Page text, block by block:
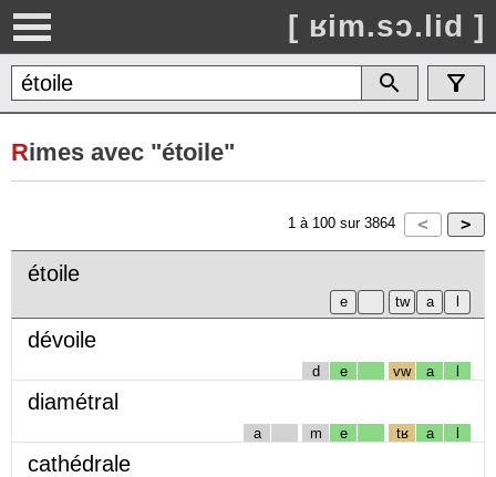
[ ʁim.sɔ.lid ]
Rimes avec "étoile"
1 à 100 sur 3864
étoile
dévoile
d e vw a l
diamétral
a m e tʁ a l
cathédrale